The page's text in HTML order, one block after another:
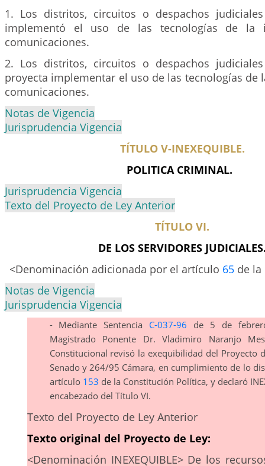
1. Los distritos, circuitos o despachos
implementó el uso de las tecnologías de la
comunicaciones.
2. Los distritos, circuitos o despachos
proyecta implementar el uso de las tecnologías de
comunicaciones.
Notas de Vigencia
Jurisprudencia Vigencia
TÍTULO V-INEXEQUIBLE.
POLITICA CRIMINAL.
Jurisprudencia Vigencia
Texto del Proyecto de Ley Anterior
TÍTULO VI.
DE LOS SERVIDORES
<Denominación adicionada por el artículo 65de la
Notas de Vigencia
Jurisprudencia Vigencia
- Mediante Sentencia C-037-96 de 5 de
Magistrado Ponente Dr. Vladimiro Naranjo
Constitucional revisó la exequibilidad del Proyecto
Senado y 264/95 Cámara, en cumplimiento de lo
artículo 153 de la Constitución Política, y declaró
encabezado del Título VI.
Texto del Proyecto de Ley Anterior
Texto original del Proyecto de Ley:
<Denominación INEXEQUIBLE> De los